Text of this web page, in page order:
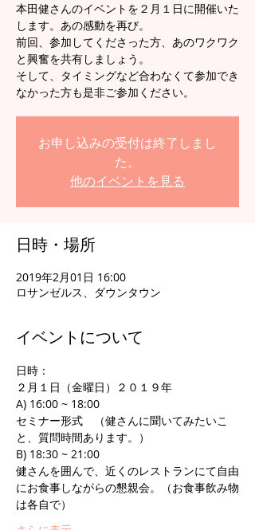
本田健さんのイベントを２月１日に開催いた
します。あの感動を再び。
前回、参加してくださった方、あのワクワク
と興奮を共有しましょう。
そして、タイミングなど合わなくて参加でき
お申し込みの受付は終了しまし
た。
他のイベントを見る
日時・場所
2019年2月01日 16:00
ロサンゼルス、ダウンタウン
イベントについて
日時：
２月１日（金曜日）２０１９年
A) 16:00 ~ 18:00
セミナー形式　（健さんに聞いてみたいこ
と、質問時間あります。）
B) 18:30 ~ 21:00
健さんを囲んで、近くのレストランにて自由
にお食事しながらの懇親会。（お食事飲み物
は各自で）